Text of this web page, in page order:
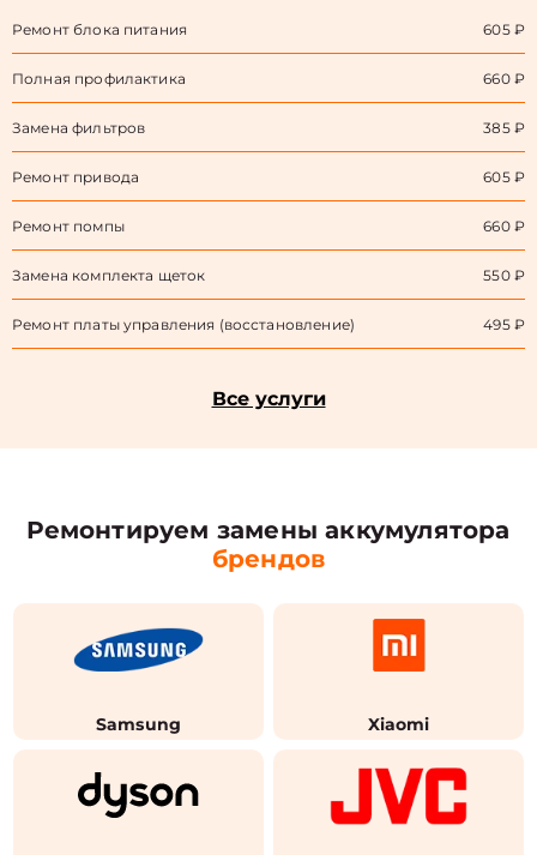
Ремонт блока питания 605 ₽
Полная профилактика 660 ₽
Замена фильтров 385 ₽
Ремонт привода 605 ₽
Ремонт помпы 660 ₽
Замена комплекта щеток 550 ₽
Ремонт платы управления (восстановление) 495 ₽
Все услуги
Ремонтируем замены аккумулятора
брендов
Samsung Xiaomi